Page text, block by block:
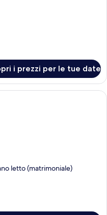
i prezzi per le tue date
camera d'albergo con un letto
letto (matrimoniale)